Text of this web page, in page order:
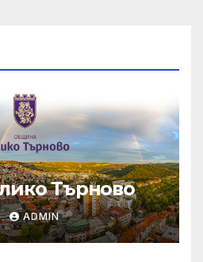
Търново
ADMIN